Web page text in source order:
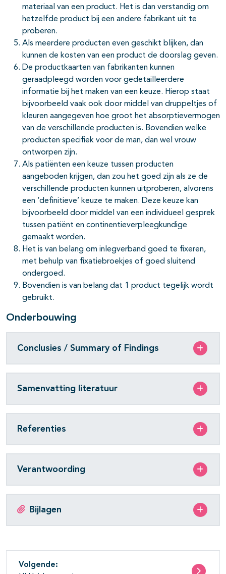
materiaal van een product. Het is dan verstandig om
hetzelfde product bij een andere fabrikant uit te
proberen.
Als meerdere producten even geschikt blijken, dan
kunnen de kosten van een product de doorslag geven.
De productkaarten van fabrikanten kunnen
geraadpleegd worden voor gedetailleerdere
informatie bij het maken van een keuze. Hierop staat
bijvoorbeeld vaak ook door middel van druppeltjes of
kleuren aangegeven hoe groot het absorptie­vermogen
van de verschillende producten is. Bovendien welke
producten specifiek voor de man, dan wel vrouw
ontworpen zijn.
Als patiënten een keuze tussen producten
aangeboden krijgen, dan zou het goed zijn als ze de
verschillende producten kunnen uitproberen, alvorens
een ‘definitieve’ keuze te maken. Deze keuze kan
bijvoorbeeld door middel van een individueel gesprek
tussen patiënt en continentieverpleegkundige
gemaakt worden.
Het is van belang om inlegverband goed te fixeren,
met behulp van fixatiebroekjes of goed sluitend
ondergoed.
Bovendien is van belang dat 1 product tegelijk wordt
gebruikt.
Onderbouwing
Conclusies / Summary of Findings
Samenvatting literatuur
Referenties
Verantwoording
Bijlagen
Volgende: